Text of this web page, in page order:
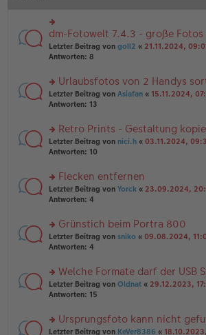
rs
te
r
g
el
es
n
er
B
ei
a
g
dm-Fotowelt 7.4.3 - große
Letzter Beitrag von goll2 « 21.11.2024,
Antworten: 8
rs
te
n
g
el
e
n
er
tr
a
g
Urlaubsfotos von 2 Handys
Letzter Beitrag von Asiafan « 15.11.2024,
Antworten: 13
rs
te
n
g
el
e
n
er
tr
a
g
Retro Prints - Gestaltung
Letzter Beitrag von nici.h « 03.11.2024,
Antworten: 10
rs
te
n
g
el
e
n
er
tr
Flecken entfernen
Letzter Beitrag von Yorck « 23.09.2024,
Antworten: 4
rs
te
n
g
el
e
n
Grünstich beim Portra 800
Letzter Beitrag von sniko « 09.08.2024,
Antworten: 4
rs
te
n
Welche Formate darf der USB
Letzter Beitrag von Oldnat « 29.12.2023,
Antworten: 15
rs
Ursprungsfoto kann nicht
Letzter Beitrag von KeVer8386 «